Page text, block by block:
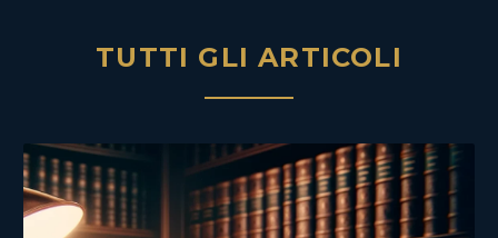
TUTTI GLI ARTICOLI